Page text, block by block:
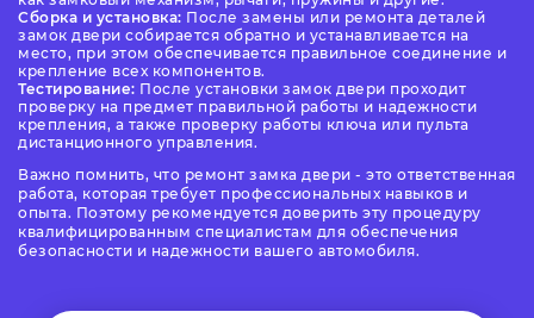
Сборка и установка: После замены или ремонта деталей
замок двери собирается обратно и устанавливается на
место, при этом обеспечивается правильное соединение и
крепление всех компонентов.
Тестирование: После установки замок двери проходит
проверку на предмет правильной работы и надежности
крепления, а также проверку работы ключа или пульта
дистанционного управления.
Важно помнить, что ремонт замка двери - это ответственная
работа, которая требует профессиональных навыков и
опыта. Поэтому рекомендуется доверить эту процедуру
квалифицированным специалистам для обеспечения
безопасности и надежности вашего автомобиля.